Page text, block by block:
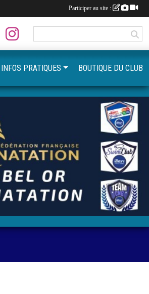
INFOS PRATIQUES BOUTIQUE DU CLUB
Participer au site :